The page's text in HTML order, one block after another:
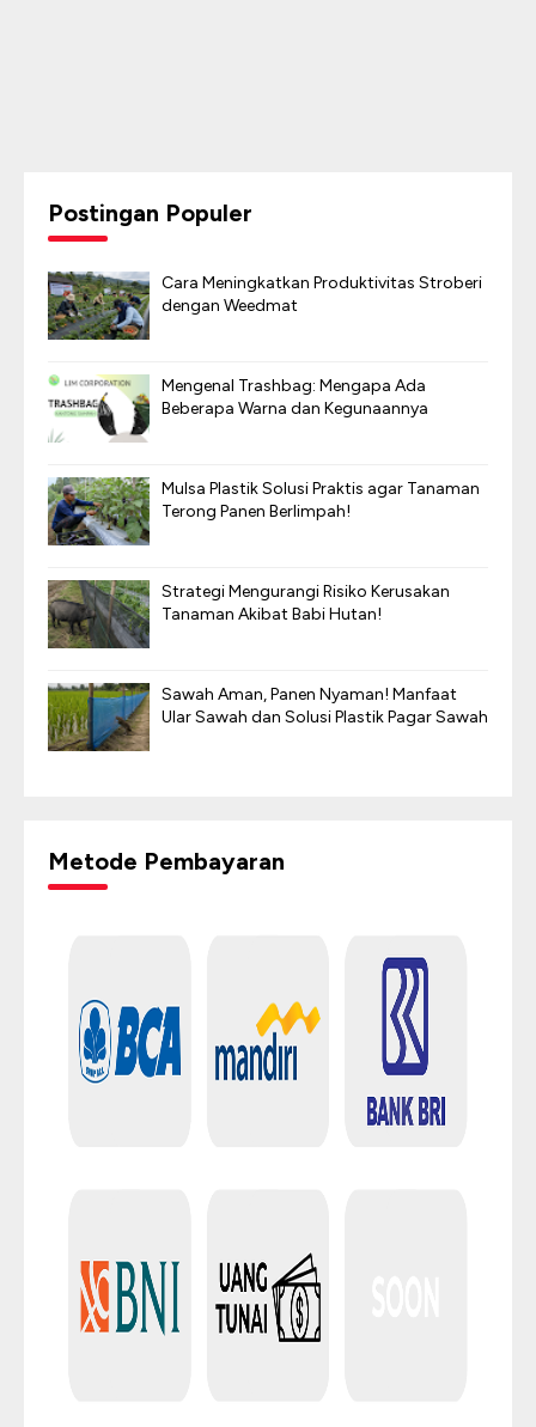
Postingan Populer
Cara Meningkatkan Produktivitas Stroberi
dengan Weedmat
Mengenal Trashbag: Mengapa Ada
Beberapa Warna dan Kegunaannya
Mulsa Plastik Solusi Praktis agar Tanaman
Terong Panen Berlimpah!
Strategi Mengurangi Risiko Kerusakan
Tanaman Akibat Babi Hutan!
Sawah Aman, Panen Nyaman! Manfaat
Ular Sawah dan Solusi Plastik Pagar Sawah
Metode Pembayaran